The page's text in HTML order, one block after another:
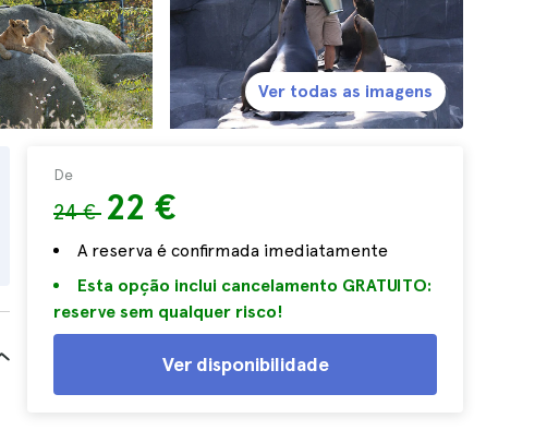
De
24 € 22 €
A reserva é confirmada imediatamente
Esta opção inclui cancelamento GRATUITO:
reserve sem qualquer risco!
Ver disponibilidade
Ver todas as imagens